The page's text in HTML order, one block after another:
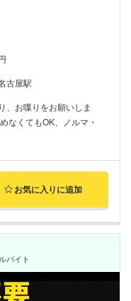
古屋駅
、お喋りをお願いしま
なくてもOK、ノルマ・
お気に入りに追加
バイト